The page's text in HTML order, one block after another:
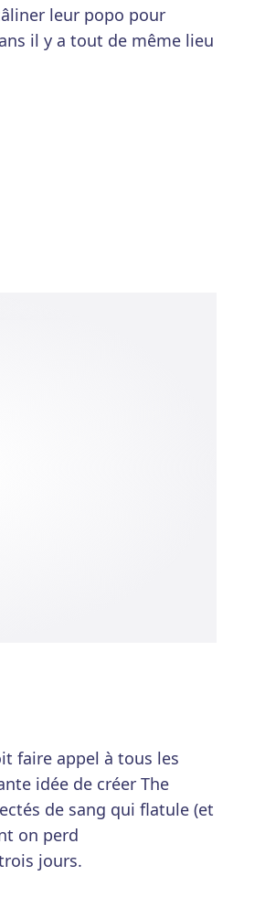
leur popo pour
il y a tout de même lieu
faire appel à tous les
idée de créer The
de sang qui flatule (et
on perd
jours.